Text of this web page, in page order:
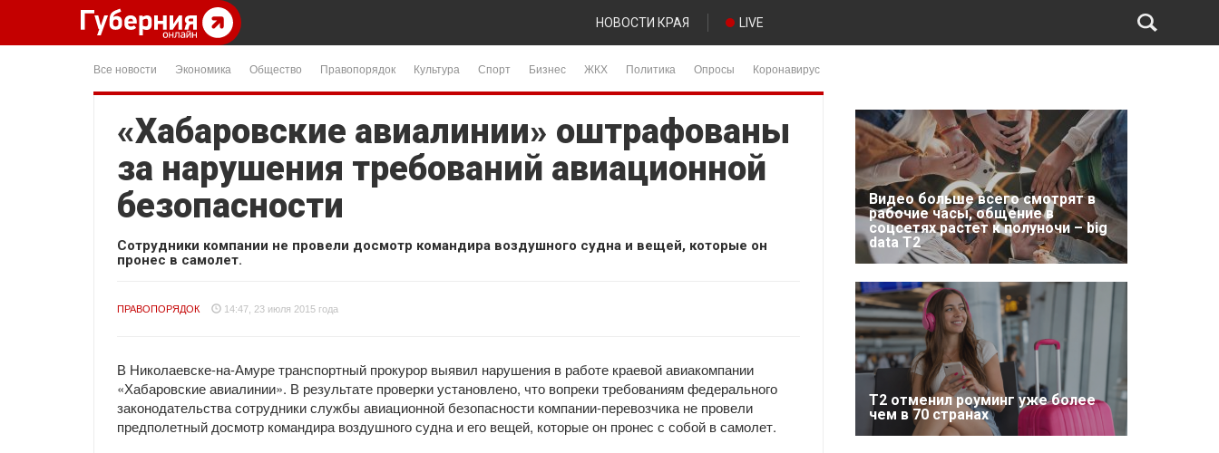
НОВОСТИ КРАЯ LIVE
Все новости Экономика Общество Правопорядок Культура Спорт Бизнес ЖКХ Политика Опросы Коронавирус
«Хабаровские авиалинии» оштрафованы
за нарушения требований авиационной
безопасности
Сотрудники компании не провели досмотр командира воздушного судна и вещей, которые он
пронес в самолет.
ПРАВОПОРЯДОК 14:47, 23 июля 2015 года
В Николаевске-на-Амуре транспортный прокурор выявил нарушения в работе краевой авиакомпании
«Хабаровские авиалинии». В результате проверки установлено, что вопреки требованиям федерального
законодательства сотрудники службы авиационной безопасности компании-перевозчика не провели
предполетный досмотр командира воздушного судна и его вещей, которые он пронес с собой в самолет.
Видео больше всего смотрят в
рабочие часы, общение в
соцсетях растет к полуночи – big
data T2
Т2 отменил роуминг уже более
чем в 70 странах